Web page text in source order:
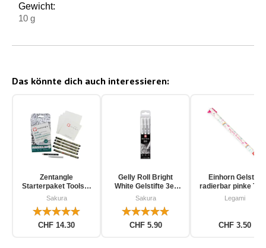
Gewicht:
10 g
Das könnte dich auch interessieren:
Zentangle
Starterpaket Toolset
für Einsteiger 12-
Sakura
CHF 14.30
Gelly Roll Bright
White Gelstifte 3er
Pack
Sakura
CHF 5.90
Einhorn Gelstift
radierbar pinke
Legami
CHF 3.50